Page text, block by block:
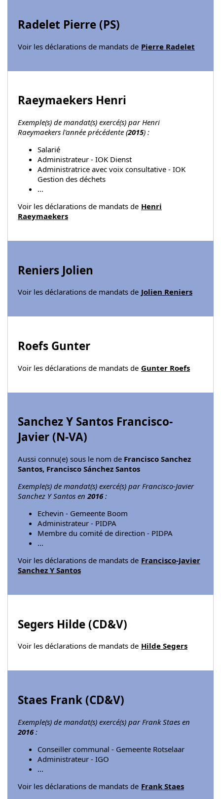
Radelet Pierre (PS)
Voir les déclarations de mandats de Pierre Radelet
Raeymaekers Henri
Exemple(s) de mandat(s) exercé(s) par Henri
Raeymaekers l'année précédente (2015) :
Salarié
Administrateur - IOK Dienst
Administratrice avec voix consultative - IOK
Gestion des déchets
...
Voir les déclarations de mandats de Henri
Raeymaekers
Reniers Jolien
Voir les déclarations de mandats de Jolien Reniers
Roefs Gunter
Voir les déclarations de mandats de Gunter Roefs
Sanchez Y Santos Francisco-
Javier (N-VA)
Aussi connu(e) sous le nom de Francisco Sanchez
Santos, Francisco Sánchez Santos
Exemple(s) de mandat(s) exercé(s) par Francisco-Javier
Sanchez Y Santos en2016:
Echevin - Gemeente Boom
Administrateur - PIDPA
Membre du comité de direction - PIDPA
...
Voir les déclarations de mandats de Francisco-Javier
Sanchez Y Santos
Segers Hilde (CD&V)
Voir les déclarations de mandats de Hilde Segers
Staes Frank (CD&V)
Exemple(s) de mandat(s) exercé(s) par Frank Staes en
2016:
Conseiller communal - Gemeente Rotselaar
Administrateur - IGO
...
Voir les déclarations de mandats de Frank Staes